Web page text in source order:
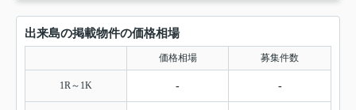
出来島の掲載物件の価格相場
価格相場 募集件数
1R～1K - -